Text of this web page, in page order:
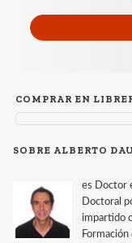
COMPRAR EN
SOBRE ALBERTO
es Doctor
Doctoral
impartido